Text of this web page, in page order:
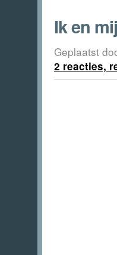
Ik en
Geplaatst
2 reacties,